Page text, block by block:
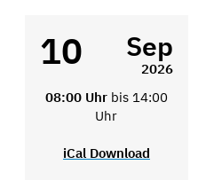
10 Sep
2026
08:00 Uhr bis 14:00
Uhr
iCal Download